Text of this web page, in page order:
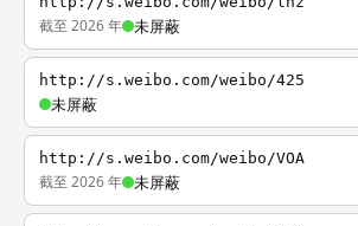
截至 2026 年 未屏蔽
http://s.weibo.com/weibo/425
未屏蔽
http://s.weibo.com/weibo/VOA
截至 2026 年 未屏蔽